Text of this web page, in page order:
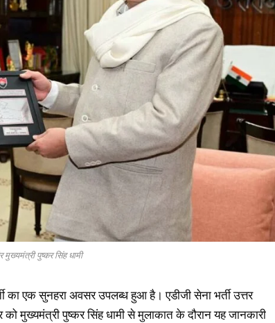
पुष्कर सिंह धामी
का एक सुनहरा अवसर उपलब्ध हुआ है। एडीजी सेना भर्ती उत्तर
मुख्यमंत्री पुष्कर सिंह धामी से मुलाकात के दौरान यह जानकारी